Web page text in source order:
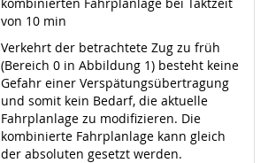
von 10 min
Verkehrt der betrachtete Zug zu früh
(Bereich 0 in Abbildung 1) besteht keine
Gefahr einer Verspätungsübertragung
und somit kein Bedarf, die aktuelle
Fahrplanlage zu modifizieren. Die
kombinierte Fahrplanlage kann gleich
der absoluten gesetzt werden.